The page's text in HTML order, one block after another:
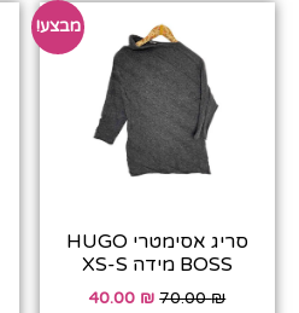
מבצע!
סריג אסימטרי HUGO
BOSS מידה XS-S
70.00₪
40.00 ₪